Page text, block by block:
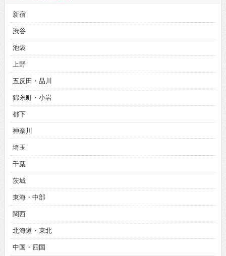
新宿
渋谷
池袋
上野
五反田・品川
錦糸町・小岩
都下
神奈川
埼玉
千葉
茨城
東海・中部
関西
北海道・東北
中国・四国